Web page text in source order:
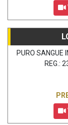
PURO
REG.: